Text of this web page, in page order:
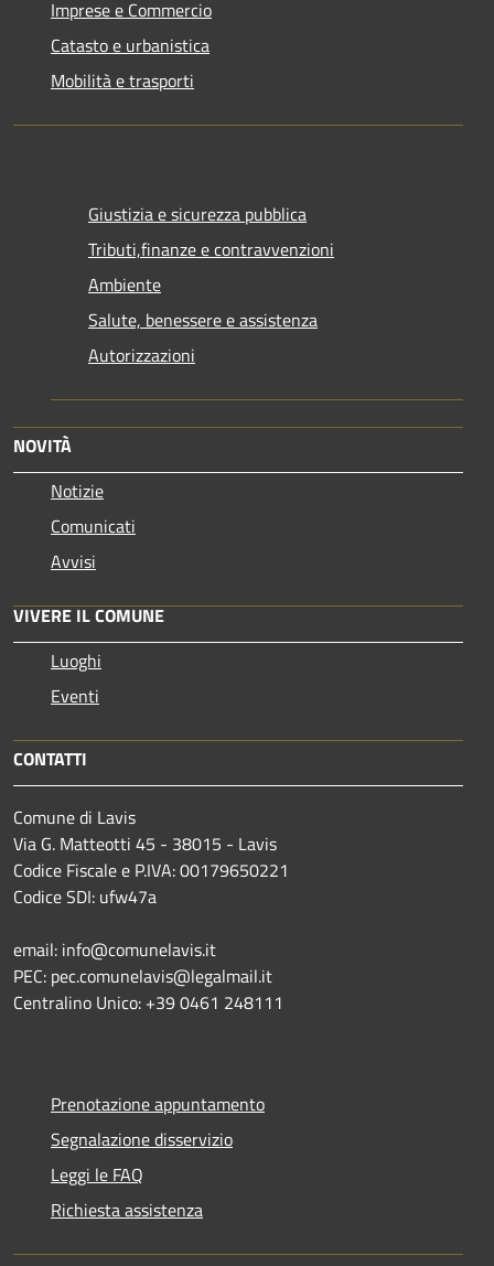
Imprese e Commercio
Catasto e urbanistica
Mobilità e trasporti
Giustizia e sicurezza pubblica
Tributi,finanze e contravvenzioni
Ambiente
Salute, benessere e assistenza
Autorizzazioni
NOVITÀ
Notizie
Comunicati
Avvisi
VIVERE IL COMUNE
Luoghi
Eventi
CONTATTI
Comune di Lavis
Via G. Matteotti 45 - 38015 - Lavis
Codice Fiscale e P.IVA: 00179650221
Codice SDI: ufw47a
email: info@comunelavis.it
PEC: pec.comunelavis@legalmail.it
Centralino Unico: +39 0461 248111
Prenotazione appuntamento
Segnalazione disservizio
Leggi le FAQ
Richiesta assistenza